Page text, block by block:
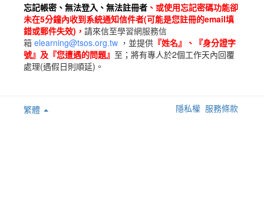
忘記帳密 、無法登入、無法註冊者 、或使用忘記密碼功能卻
未在5分鐘內收到系統通知信件者(可能是您註冊的email填
錯或郵件失效)， 請來信至學習網服務信
箱 elearning@tsos.org.tw ，並提供 『姓名』、『身分證字
號』及『您遭遇的問題』 至；將有專人於2個工作天內回覆
處理(遇假日則順延)。
繁體 隱私權 服務條款